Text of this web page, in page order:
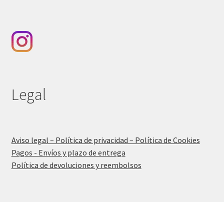
Legal
Aviso legal – Política de privacidad – Política de Cookies
Pagos - Envíos y plazo de entrega
Política de devoluciones y reembolsos